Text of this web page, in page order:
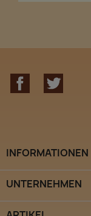
Facebook
INFORMATIONEN
UNTERNEHMEN